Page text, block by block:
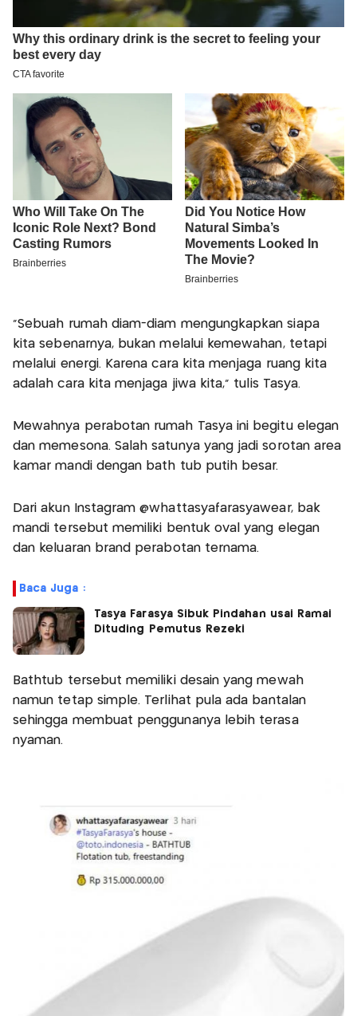
“Sebuah rumah diam-diam mengungkapkan siapa
kita sebenarnya, bukan melalui kemewahan, tetapi
melalui energi. Karena cara kita menjaga ruang kita
adalah cara kita menjaga jiwa kita,” tulis Tasya.
Mewahnya perabotan rumah Tasya ini begitu elegan
dan memesona. Salah satunya yang jadi sorotan area
kamar mandi dengan bath tub putih besar.
Dari akun Instagram @whattasyafarasyawear, bak
mandi tersebut memiliki bentuk oval yang elegan
dan keluaran brand perabotan ternama.
Baca Juga :
Tasya Farasya Sibuk Pindahan usai Ramai
Dituding Pemutus Rezeki
Bathtub tersebut memiliki desain yang mewah
namun tetap simple. Terlihat pula ada bantalan
sehingga membuat penggunanya lebih terasa
nyaman.